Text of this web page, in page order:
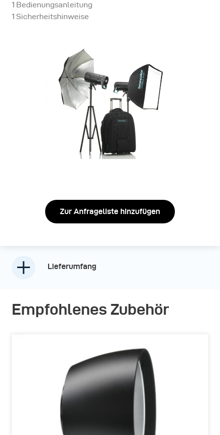
1 Bedienungsanleitung
1 Sicherheitshinweise
Zur Anfrageliste hinzufügen
Lieferumfang
Empfohlenes Zubehör